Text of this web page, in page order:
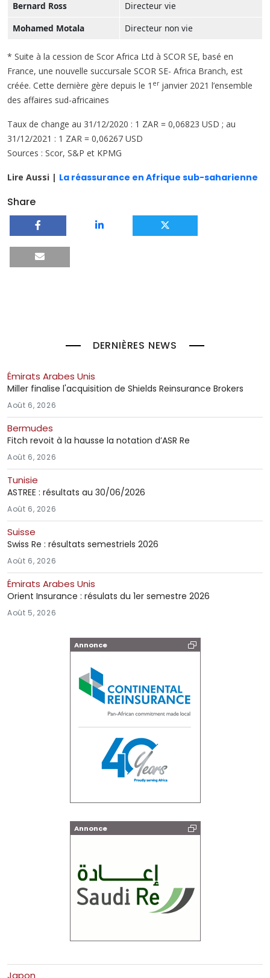
Bernard Ross
Directeur vie
Mohamed Motala
Directeur non vie
* Suite à la cession de Scor Africa Ltd à SCOR SE, basé en
France, une nouvelle succursale SCOR SE- Africa Branch, est
créée. Cette dernière gère depuis le 1 erjanvier 2021 l’ensemble
des affaires sud-africaines
Taux de change au 31/12/2020 : 1 ZAR = 0,06823 USD ; au
31/12/2021 : 1 ZAR = 0,06267 USD
Sources : Scor, S&P et KPMG
Lire Aussi | La réassurance en Afrique sub-saharienne
Share
DERNIÈRES NEWS
Émirats Arabes Unis
Miller finalise l'acquisition de Shields Reinsurance Brokers
Août 6, 2026
Bermudes
Fitch revoit à la hausse la notation d’ASR Re
Août 6, 2026
Tunisie
ASTREE : résultats au 30/06/2026
Août 6, 2026
Suisse
Swiss Re : résultats semestriels 2026
Août 6, 2026
Émirats Arabes Unis
Orient Insurance : résulats du 1er semestre 2026
Août 5, 2026
Annonce
Annonce